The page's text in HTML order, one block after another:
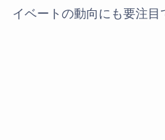
イベートの動向にも要注目